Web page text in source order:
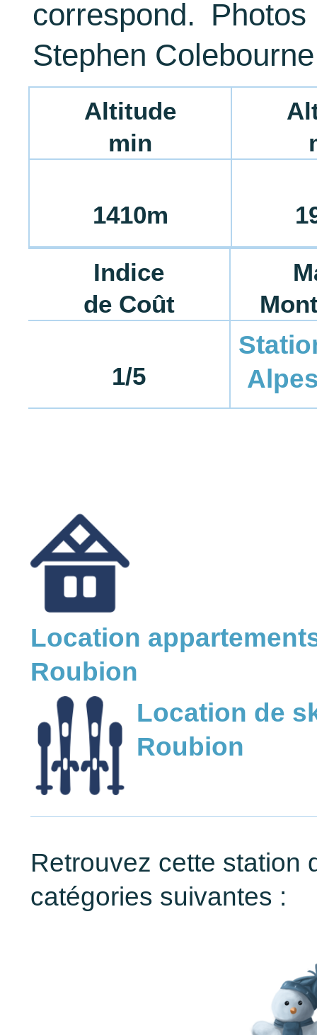
correspond.
Stephen
Altitude
min
1410m
Indice
de Coût
1/5
Location
Roubion
Location de
Roubion
Retrouvez cette station
catégories suivantes :